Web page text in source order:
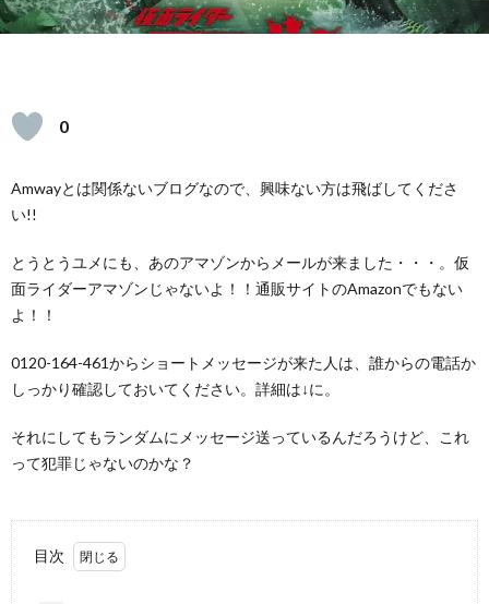
0
Amwayとは関係ないブログなので、興味ない方は飛ばしてくださ
い!!
とうとうユメにも、あのアマゾンからメールが来ました・・・。仮
面ライダーアマゾンじゃないよ！！通販サイトのAmazonでもない
よ！！
0120-164-461からショートメッセージが来た人は、誰からの電話か
しっかり確認しておいてください。詳細は↓に。
それにしてもランダムにメッセージ送っているんだろうけど、これ
って犯罪じゃないのかな？
目次